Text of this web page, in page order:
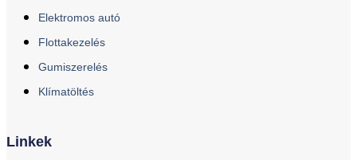
Elektromos autó
Flottakezelés
Gumiszerelés
Klímatöltés
Linkek